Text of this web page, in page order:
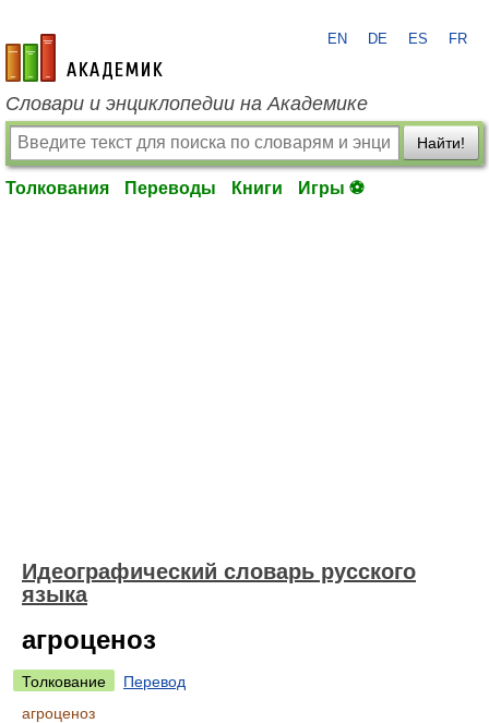
academic.ru
EN DE ES FR
Словари и энциклопедии на Академике
Найти!
Толкования Переводы Книги Игры ⚽
Идеографический словарь русского
языка
агроценоз
Толкование
Перевод
агроценоз